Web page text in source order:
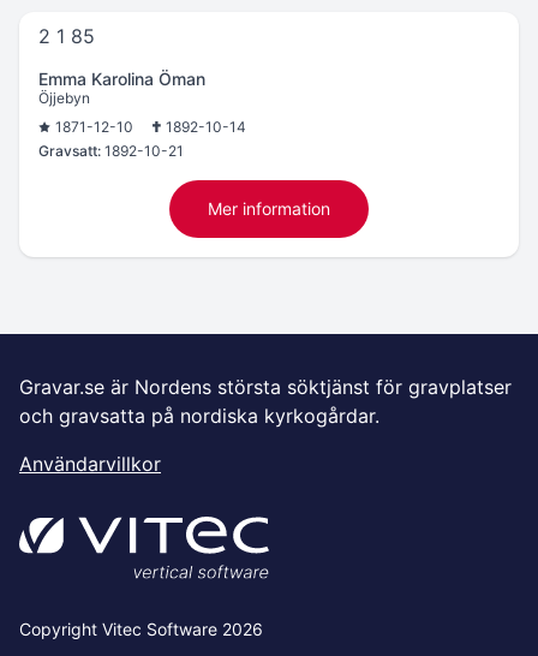
2 1 85
Emma Karolina Öman
Öjjebyn
1871-12-10
1892-10-14
Gravsatt: 1892-10-21
Mer information
Gravar.se är Nordens största söktjänst för gravplatser
och gravsatta på nordiska kyrkogårdar.
Användarvillkor
Copyright Vitec Software 2026